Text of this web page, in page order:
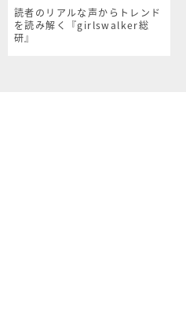
読者のリアルな声からトレンド
を読み解く『girlswalker総
研』